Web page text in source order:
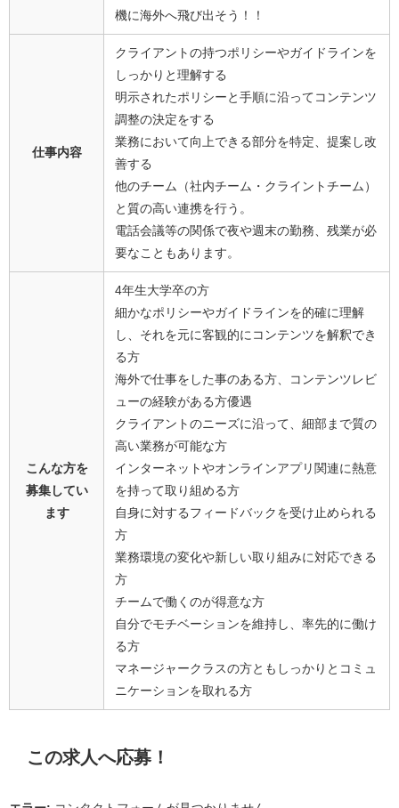
機に海外へ飛び出そう！！
仕事内容
クライアントの持つポリシーやガイドラインを
しっかりと理解する
明示されたポリシーと手順に沿ってコンテンツ
調整の決定をする
業務において向上できる部分を特定、提案し改
善する
他のチーム（社内チーム・クライントチーム）
と質の高い連携を行う。
電話会議等の関係で夜や週末の勤務、残業が必
要なこともあります。
こんな方を
募集してい
ます
4年生大学卒の方
細かなポリシーやガイドラインを的確に理解
し、それを元に客観的にコンテンツを解釈でき
る方
海外で仕事をした事のある方、コンテンツレビ
ューの経験がある方優遇
クライアントのニーズに沿って、細部まで質の
高い業務が可能な方
インターネットやオンラインアプリ関連に熱意
を持って取り組める方
自身に対するフィードバックを受け止められる
方
業務環境の変化や新しい取り組みに対応できる
方
チームで働くのが得意な方
自分でモチベーションを維持し、率先的に働け
る方
マネージャークラスの方ともしっかりとコミュ
ニケーションを取れる方
この求人へ応募！